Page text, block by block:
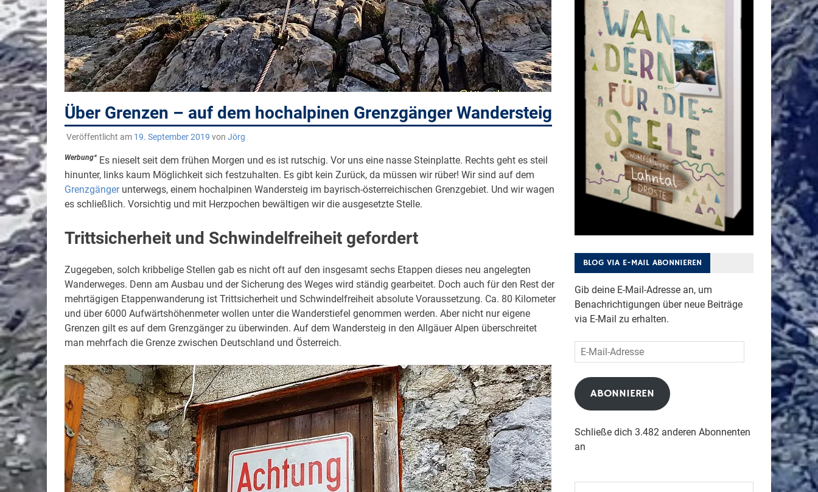
Über Grenzen – auf dem hochalpinen Grenzgänger Wandersteig
Veröffentlicht am 19. September 2019 von Jörg
Werbung*Es nieselt seit dem frühen Morgen und es ist rutschig. Vor uns eine nasse Steinplatte. Rechts geht es steil
hinunter, links kaum Möglichkeit sich festzuhalten. Es gibt kein Zurück, da müssen wir rüber! Wir sind auf dem
Grenzgängerunterwegs, einem hochalpinen Wandersteig im bayrisch-österreichischen Grenzgebiet. Und wir wagen
es schließlich. Vorsichtig und mit Herzpochen bewältigen wir die ausgesetzte Stelle.
Trittsicherheit und Schwindelfreiheit gefordert
Zugegeben, solch kribbelige Stellen gab es nicht oft auf den insgesamt sechs Etappen dieses neu angelegten
Wanderweges. Denn am Ausbau und der Sicherung des Weges wird ständig gearbeitet. Doch auch für den Rest der
mehrtägigen Etappenwanderung ist Trittsicherheit und Schwindelfreiheit absolute Voraussetzung. Ca. 80 Kilometer
und über 6000 Aufwärtshöhenmeter wollen unter die Wanderstiefel genommen werden. Aber nicht nur eigene
Grenzen gilt es auf dem Grenzgänger zu überwinden. Auf dem Wandersteig in den Allgäuer Alpen überschreitet
man mehrfach die Grenze zwischen Deutschland und Österreich.
BLOG VIA E-MAIL ABONNIEREN
Gib deine E-Mail-Adresse an, um
Benachrichtigungen über neue Beiträge
via E-Mail zu erhalten.
E-
Mail-
Adresse
ABONNIEREN
Schließe dich 3.482 anderen Abonnenten
an